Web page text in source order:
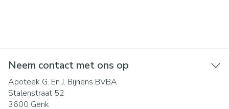
Neem contact met ons op
Apoteek G. En J. Bijnens BVBA
Stalenstraat 52
3600 Genk